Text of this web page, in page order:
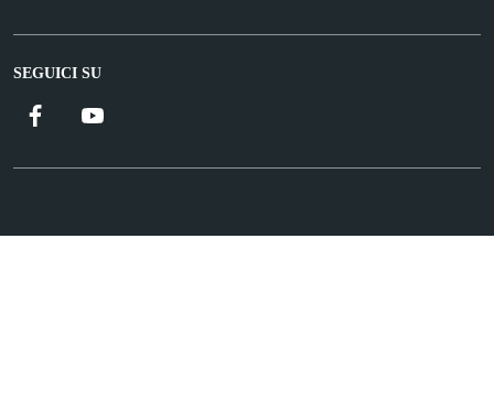
SEGUICI SU
Facebook